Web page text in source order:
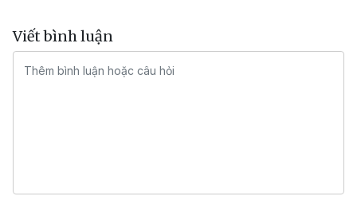
Viết bình luận